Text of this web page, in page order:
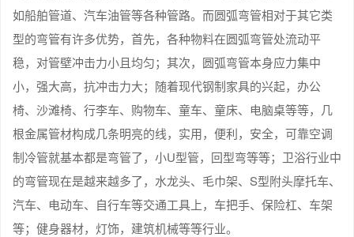
如船舶管道、汽车油管等各种管路。而圆弧弯管相对于其它类
型的弯管有许多优势，首先，各种物料在圆弧弯管处流动平
稳，对管壁冲击力小且均匀；其次，圆弧弯管本身应力集中
小，强大高，抗冲击力大；随着现代钢制家具的兴起，办公
椅、沙滩椅、行李车、购物车、童车、童床、电脑桌等等，几
根金属管材构成几条明亮的线，实用，便利，安全，可靠空调
制冷管就基本都是弯管了，小U型管，回型弯等等；卫浴行业中
的弯管现在是越来越多了，水龙头、毛巾架、S型附头摩托车、
汽车、电动车、自行车等交通工具上，车把手、保险杠、车架
等；健身器材，灯饰，建筑机械等等行业。